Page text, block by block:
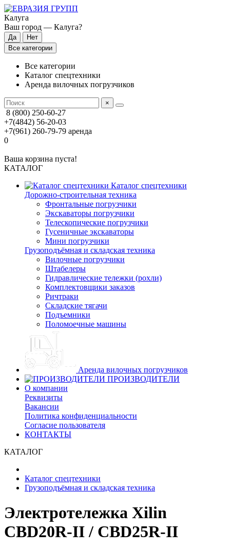
Калуга
Ваш город — Калуга?
Все категории
Все категории
Каталог спецтехники
Аренда вилочных погрузчиков
×
8 (800) 250-60-27
+7(4842) 56-20-03
+7(961) 260-79-79 аренда
0
Ваша корзина пуста!
КАТАЛОГ
Каталог спецтехники
Дорожно-строительная техника
Фронтальные погрузчики
Экскаваторы погрузчики
Телескопические погрузчики
Гусеничные экскаваторы
Мини погрузчики
Грузоподъёмная и складская техника
Вилочные погрузчики
Штабелеры
Гидравлические тележки (рохли)
Комплектовщики заказов
Ричтраки
Складские тягачи
Подъемники
Поломоечные машины
Аренда вилочных погрузчиков
ПРОИЗВОДИТЕЛИ
О компании
Реквизиты
Вакансии
Политика конфиденциальности
Согласие пользователя
КОНТАКТЫ
КАТАЛОГ
Каталог спецтехники
Грузоподъёмная и складская техника
Электротележка Xilin
CBD20R-II / CBD25R-II